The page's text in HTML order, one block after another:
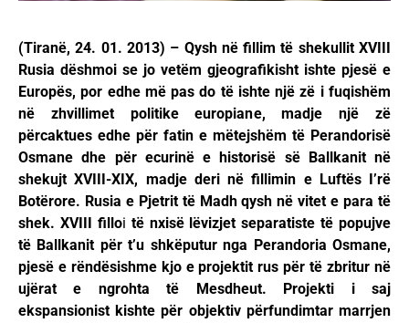
(Tiranë, 24. 01. 2013) – Qysh në fillim të shekullit XVIII
Rusia dëshmoi se jo vetëm gjeografikisht ishte pjesë e
Europës, por edhe më pas do të ishte një zë i fuqishëm
në zhvillimet politike europiane, madje një zë
përcaktues edhe për fatin e mëtejshëm të Perandorisë
Osmane dhe për ecurinë e historisë së Ballkanit në
shekujt XVIII-XIX, madje deri në fillimin e Luftës I’rë
Botërore. Rusia e Pjetrit të Madh qysh në vitet e para të
shek. XVIII filloi të nxisë lëvizjet separatiste të popujve
të Ballkanit për t’u shkëputur nga Perandoria Osmane,
pjesë e rëndësishme kjo e projektit rus për të zbritur në
ujërat e ngrohta të Mesdheut. Projekti i saj
ekspansionist kishte për objektiv përfundimtar marrjen